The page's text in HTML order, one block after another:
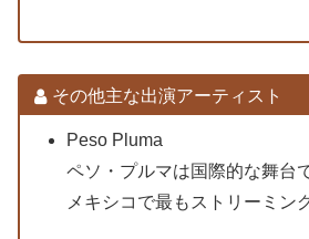
その他主な出演アーティスト
Peso Pluma
ペソ・プルマは国際的な舞台
メキシコで最もストリーミン